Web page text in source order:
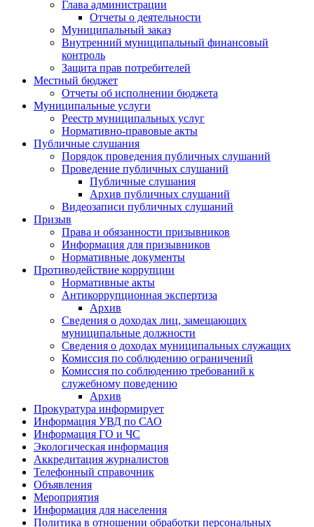
Глава администрации
Отчеты о деятельности
Муниципальный заказ
Внутренний муниципальный финансовый
контроль
Защита прав потребителей
Местный бюджет
Отчеты об исполнении бюджета
Муниципальные услуги
Реестр муниципальных услуг
Нормативно-правовые акты
Публичные слушания
Порядок проведения публичных слушаний
Проведение публичных слушаний
Публичные слушания
Архив публичных слушаний
Видеозаписи публичных слушаний
Призыв
Права и обязанности призывников
Информация для призывников
Нормативные документы
Противодействие коррупции
Нормативные акты
Антикоррупционная экспертиза
Архив
Сведения о доходах лиц, замещающих
муниципальные должности
Сведения о доходах муниципальных служащих
Комиссия по соблюдению ограничений
Комиссия по соблюдению требований к
служебному поведению
Архив
Прокуратура информирует
Информация УВД по САО
Информация ГО и ЧС
Экологическая информация
Аккредитация журналистов
Телефонный справочник
Объявления
Мероприятия
Информация для населения
Политика в отношении обработки персональных